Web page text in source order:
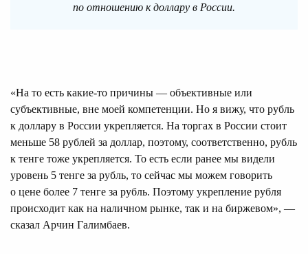
по отношению к доллару в России.
«На то есть какие-то причины — объективные или
субъективные, вне моей компетенции. Но я вижу, что рубль
к доллару в России укрепляется. На торгах в России стоит
меньше 58 рублей за доллар, поэтому, соответственно, рубль
к тенге тоже укрепляется. То есть если ранее мы видели
уровень 5 тенге за рубль, то сейчас мы можем говорить
о цене более 7 тенге за рубль. Поэтому укрепление рубля
происходит как на наличном рынке, так и на биржевом», —
сказал Арчин Галимбаев.